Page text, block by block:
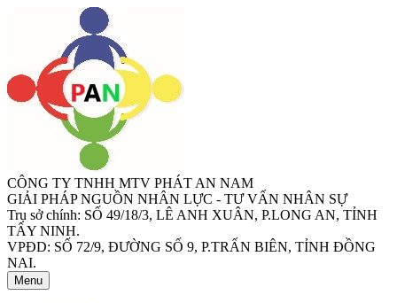
CÔNG TY TNHH MTV PHÁT AN NAM
GIẢI PHÁP NGUỒN NHÂN LỰC - TƯ VẤN NHÂN SỰ
Trụ sở chính: SỐ 49/18/3, LÊ ANH XUÂN, P.LONG AN, TỈNH
TÂY NINH.
VPĐD: SỐ 72/9, ĐƯỜNG SỐ 9, P.TRẤN BIÊN, TỈNH ĐỒNG
NAI.
Menu